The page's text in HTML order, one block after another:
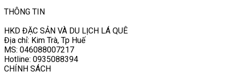
THÔNG TIN
HKD ĐẶC SẢN VÀ DU LỊCH LÁ QUÊ
Địa chỉ: Kim Trà, Tp Huế
MS: 046088007217
Hotline: 0935088394
CHÍNH SÁCH